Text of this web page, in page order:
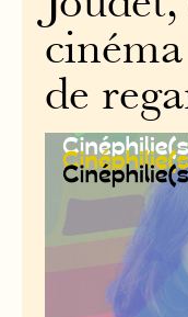
cinéma
de